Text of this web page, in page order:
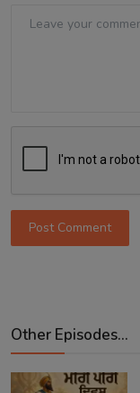
Post Comment
Other Episodes...